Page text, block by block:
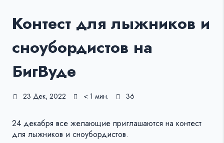
Контест для лыжников и
сноубордистов на
БигВуде
23 Дек, 2022 < 1 мин. 36
24 декабря все желающие приглашаются на контест
для лыжников и сноубордистов.